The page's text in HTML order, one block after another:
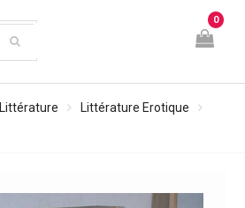
0
Littérature
Littérature Erotique